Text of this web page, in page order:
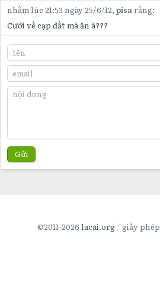
nhằm lúc 21:53 ngày 25/6/12,pisarằng:
Cưới về cạp đất mà ăn à???
Gửi
©2011-2026 lacai.org giấy phép